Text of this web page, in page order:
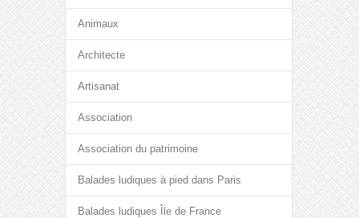
Animaux
Architecte
Artisanat
Association
Association du patrimoine
Balades ludiques à pied dans Paris
Balades ludiques Île de France